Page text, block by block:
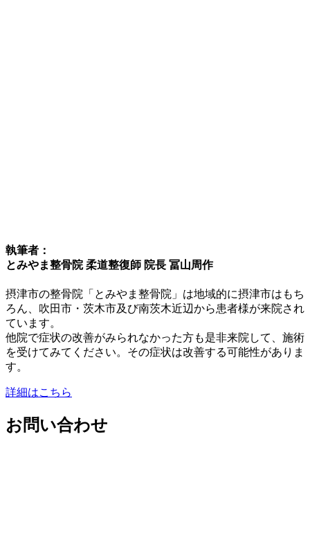
執筆者：
とみやま整骨院 柔道整復師 院長 冨山周作
摂津市の整骨院「とみやま整骨院」は地域的に摂津市はもち
ろん、吹田市・茨木市及び南茨木近辺から患者様が来院され
ています。
他院で症状の改善がみられなかった方も是非来院して、施術
を受けてみてください。その症状は改善する可能性がありま
す。
詳細はこちら
お問い合わせ